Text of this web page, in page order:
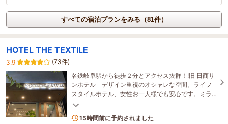
すべての宿泊プランをみる（81件）
HOTEL THE TEXTILE
3.9
(73件)
名鉄岐阜駅から徒歩２分とアクセス抜群！!旧 日商サ
ンホテル デザイン重視のオシャレな空間。ライフ
スタイルホテル、女性お一人様でも安心です。ミラ
ブルシャワー室あり♪全室スマートTV導入♪
1名がこの宿を見ています